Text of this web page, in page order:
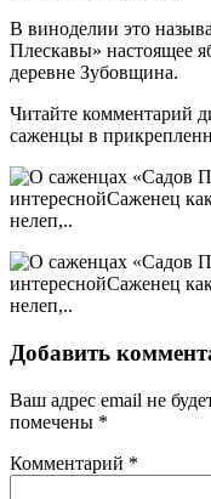
В виноделии это
Плескавы» настоящее
деревне Зубовщина.
Читайте комментарий
саженцы в
Добавить
Ваш адрес email не
помечены *
Комментарий *